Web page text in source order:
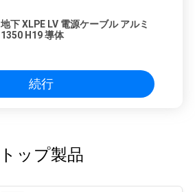
地下 XLPE LV 電源ケーブル アルミ
1350 H19 導体
続行
トップ製品